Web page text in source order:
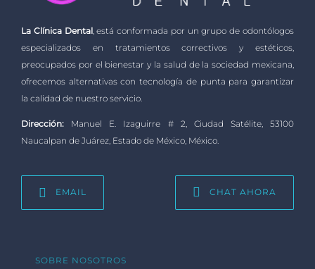
La Clínica Dental, está conformada por un grupo de odontólogos
especializados en tratamientos correctivos y estéticos,
preocupados por el bienestar y la salud de la sociedad mexicana,
ofrecemos alternativas con tecnología de punta para garantizar
la calidad de nuestro servicio.
Dirección: Manuel E. Izaguirre # 2, Ciudad Satélite, 53100
Naucalpan de Juárez, Estado de México, México.
EMAIL CHAT AHORA
SOBRE NOSOTROS